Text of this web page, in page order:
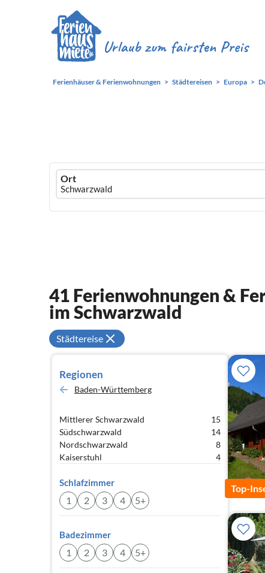
Ferienhäuser & Ferienwohnungen Städtereisen Europa
Ferienhausmiete
logo
Ort
41 Ferienwohnungen &
im Schwarzwald
Städtereise
Regionen
Baden-Württemberg
Mittlerer Schwarzwald
15
Südschwarzwald
14
Nordschwarzwald
8
Kaiserstuhl
4
Schlafzimmer
1 2 3 4 5+
Badezimmer
1 2 3 4 5+
Top-